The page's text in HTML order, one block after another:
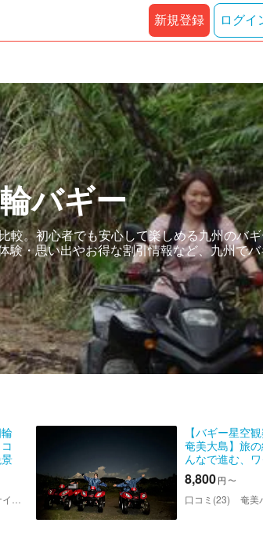
新規登録 ログイ
バギー
較。初心者でも安心して楽しめる九州のバ
験・思い出やお得な割引情報など、九州で
ビス
【バギー星空
奄美大島】旅
んなで進む、
大冒険！
8,800円 〜
口コミ(23) 奄美バギー＆